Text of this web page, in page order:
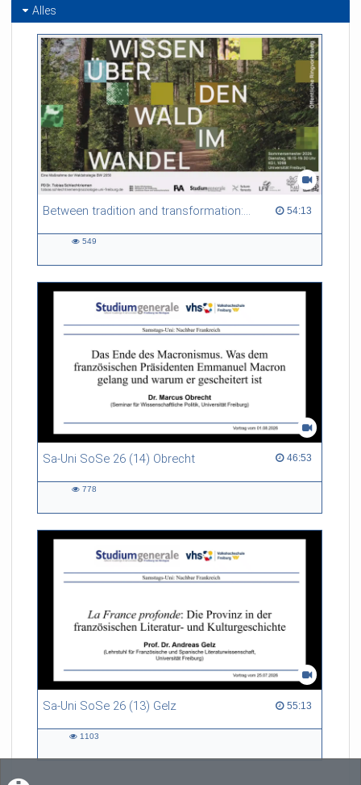
(CDU) über ein mögliches Parteiverbot. Organisiert wurde die
Veranstaltung vom Freiburger Appell und dem Arbeitskreis
kritischer Jurist_innen (akj).
Referent/in:
Andreas Nagel
Alles
Between tradition and transformation: how owners, advisers and institutions co-create knowledge for resilient forests in Europe 54:13
54:13 duration
549
Sa-Uni SoSe 26 (14) Obrecht 46:53
46:53 duration
778
Sa-Uni SoSe 26 (13) Gelz 55:13
55:13 duration
1103